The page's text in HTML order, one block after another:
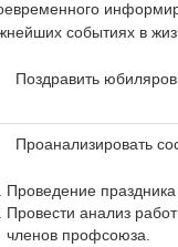
событиях в
Поздравить юбиляров.
Проанализировать
Проведение
Провести анализ
членов профсоюза.